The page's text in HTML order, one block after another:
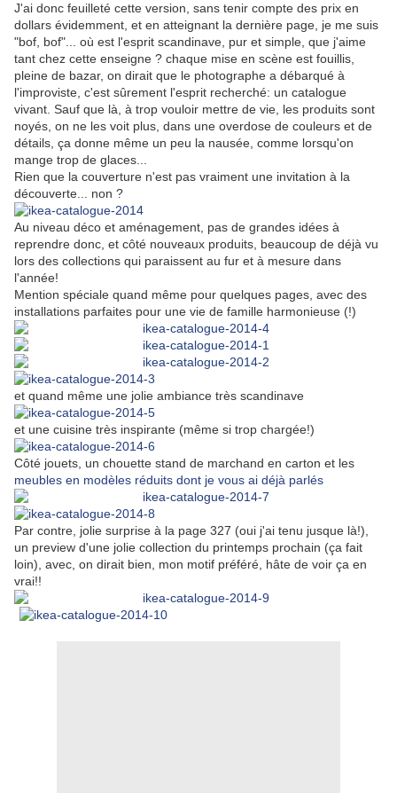
J'ai donc feuilleté cette version, sans tenir compte des prix en
dollars évidemment, et en atteignant la dernière page, je me suis
"bof, bof"... où est l'esprit scandinave, pur et simple, que j'aime
tant chez cette enseigne ? chaque mise en scène est fouillis,
pleine de bazar, on dirait que le photographe a débarqué à
l'improviste, c'est sûrement l'esprit recherché: un catalogue
vivant. Sauf que là, à trop vouloir mettre de vie, les produits sont
noyés, on ne les voit plus, dans une overdose de couleurs et de
détails, ça donne même un peu la nausée, comme lorsqu'on
mange trop de glaces...
Rien que la couverture n'est pas vraiment une invitation à la
découverte... non ?
Au niveau déco et aménagement, pas de grandes idées à
reprendre donc, et côté nouveaux produits, beaucoup de déjà vu
lors des collections qui paraissent au fur et à mesure dans
l'année!
Mention spéciale quand même pour quelques pages, avec des
installations parfaites pour une vie de famille harmonieuse (!)
et quand même une jolie ambiance très scandinave
et une cuisine très inspirante (même si trop chargée!)
Côté jouets, un chouette stand de marchand en carton et les
meubles en modèles réduits dont je vous ai déjà parlés
Par contre, jolie surprise à la page 327 (oui j'ai tenu jusque là!),
un preview d'une jolie collection du printemps prochain (ça fait
loin), avec, on dirait bien, mon motif préféré, hâte de voir ça en
vrai!!